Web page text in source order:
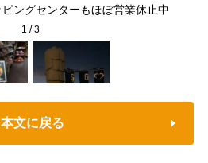
ングセンターもほぼ営業休止中
1 /3
本文に戻る